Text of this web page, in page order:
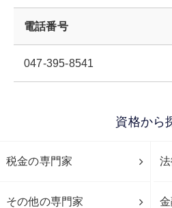
電話番号
047-395-8541
資格から
税金の専門家
その他の専門家